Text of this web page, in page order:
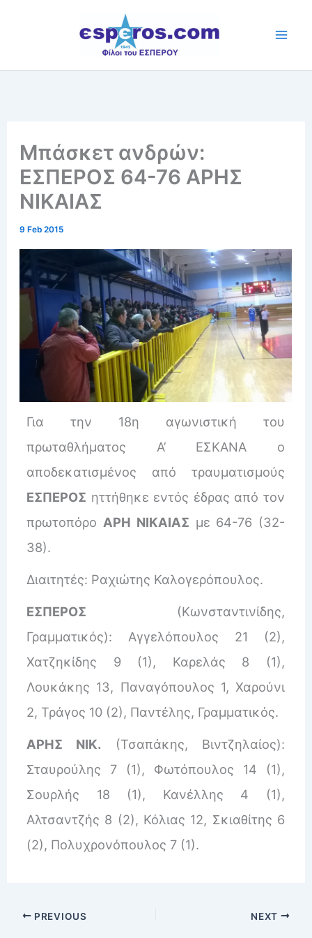
Μπάσκετ ανδρών:
ΕΣΠΕΡΟΣ 64-76 ΑΡΗΣ
ΝΙΚΑΙΑΣ
9 Feb 2015
Για την 18η αγωνιστική του
πρωταθλήματος Α’ ΕΣΚΑΝΑ ο
αποδεκατισμένος από τραυματισμούς
ΕΣΠΕΡΟΣ ηττήθηκε εντός έδρας από τον
πρωτοπόρο ΑΡΗ ΝΙΚΑΙΑΣ με 64-76 (32-
38).
Διαιτητές: Ραχιώτης Καλογερόπουλος.
ΕΣΠΕΡΟΣ (Κωνσταντινίδης,
Γραμματικός): Αγγελόπουλος 21 (2),
Χατζηκίδης 9 (1), Καρελάς 8 (1),
Λουκάκης 13, Παναγόπουλος 1, Χαρούνι
2, Τράγος 10 (2), Παντέλης, Γραμματικός.
ΑΡΗΣ ΝΙΚ. (Τσαπάκης, Βιντζηλαίος):
Σταυρούλης 7 (1), Φωτόπουλος 14 (1),
Σουρλής 18 (1), Κανέλλης 4 (1),
Αλτσαντζής 8 (2), Κόλιας 12, Σκιαθίτης 6
(2), Πολυχρονόπουλος 7 (1).
PREVIOUS NEXT